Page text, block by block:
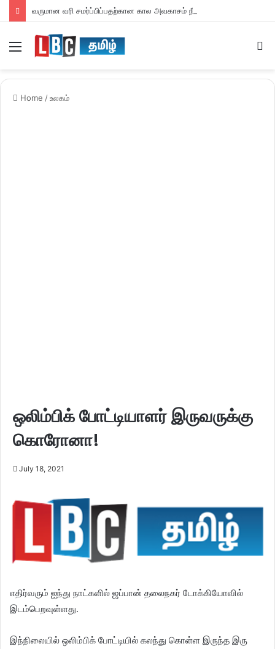
வருமான வரி சமர்ப்பிப்பதற்கான கால அவகாசம் நீடிப்பு
Home /உலகம்
ஒலிம்பிக் போட்டியாளர் இருவருக்கு
கொரோனா!
July 18, 2021
எதிர்வரும் ஐந்து நாட்களில் ஜப்பான் தலைநகர் டோக்கியோவில்
இடம்பெறவுள்ளது.
இந்நிலையில் ஒலிம்பிக் போட்டியில் கலந்து கொள்ள இருந்த இரு